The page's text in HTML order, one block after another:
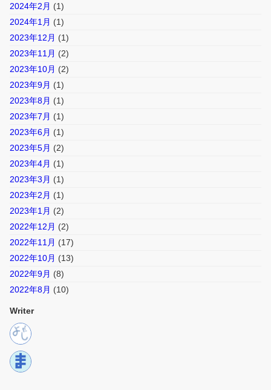
2024年2月 (1)
2024年1月 (1)
2023年12月 (1)
2023年11月 (2)
2023年10月 (2)
2023年9月 (1)
2023年8月 (1)
2023年7月 (1)
2023年6月 (1)
2023年5月 (2)
2023年4月 (1)
2023年3月 (1)
2023年2月 (1)
2023年1月 (2)
2022年12月 (2)
2022年11月 (17)
2022年10月 (13)
2022年9月 (8)
2022年8月 (10)
Writer